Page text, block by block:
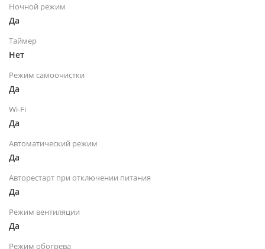
Ночной режим
Да
Таймер
Нет
Режим самоочистки
Да
Wi-Fi
Да
Автоматический режим
Да
Авторестарт при отключении питания
Да
Режим вентиляции
Да
Режим обогрева